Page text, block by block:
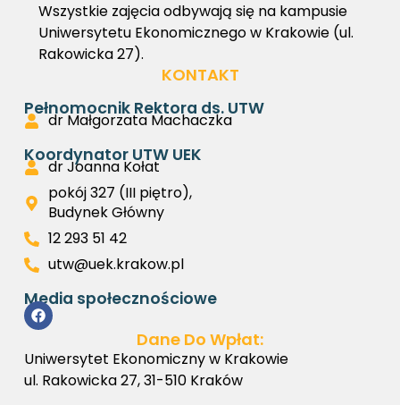
Wszystkie zajęcia odbywają się na kampusie
Uniwersytetu Ekonomicznego w Krakowie (ul.
Rakowicka 27).
KONTAKT
Pełnomocnik Rektora ds. UTW
dr Małgorzata Machaczka
Koordynator UTW UEK
dr Joanna Kołat
pokój 327 (III piętro),
Budynek Główny
12 293 51 42
utw@uek.krakow.pl
Media społecznościowe
Dane Do Wpłat:
Uniwersytet Ekonomiczny w Krakowie
ul. Rakowicka 27, 31-510 Kraków